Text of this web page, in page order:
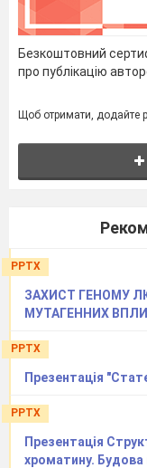
Безкоштовний
про публікацію
Щоб отримати, додайте
PPTX
ЗАХИСТ ГЕНОМУ
МУТАГЕННИХ
PPTX
Презентація
PPTX
Презентація
хроматину. Будова